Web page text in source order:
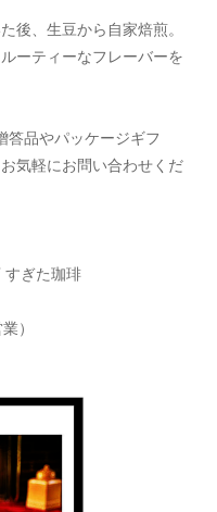
後、生豆から自家焙煎。
ーティーなフレーバーを
答品やパッケージギフ
気軽にお問い合わせくだ
すぎた珈琲
）